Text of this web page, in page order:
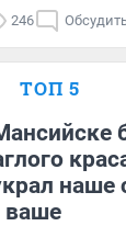
246
ТОП 5
наше
ваше